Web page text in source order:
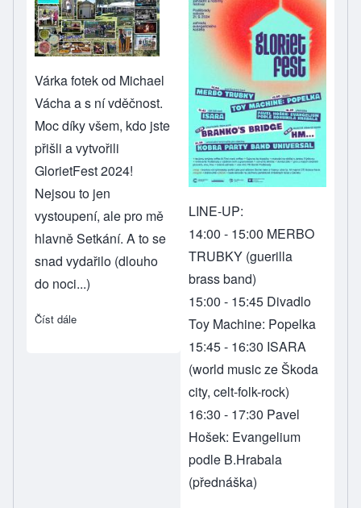
Várka fotek od Michael
Vácha a s ní vděčnost.
Moc díky všem, kdo jste
přišli a vytvořili
GlorietFest 2024!
Nejsou to jen
vystoupení, ale pro mě
hlavně Setkání. A to se
snad vydařilo (dlouho
do noci...)
Číst dále
LINE-UP:
14:00 - 15:00 MERBO
TRUBKY (guerilla
brass band)
15:00 - 15:45 Divadlo
Toy Machine: Popelka
15:45 - 16:30 ISARA
(world music ze Škoda
city, celt-folk-rock)
16:30 - 17:30 Pavel
Hošek: Evangelium
podle B.Hrabala
(přednáška)